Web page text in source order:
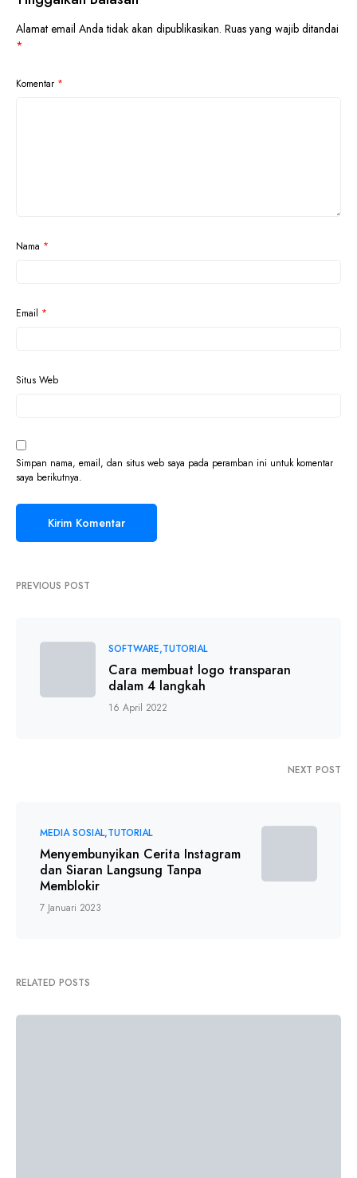
Alamat email Anda tidak akan dipublikasikan. Ruas yang wajib ditandai
*
Komentar *
Nama *
Email *
Situs Web
Simpan nama, email, dan situs web saya pada peramban ini untuk komentar
saya berikutnya.
PREVIOUS POST
SOFTWARE TUTORIAL
Cara membuat logo transparan
dalam 4 langkah
16 April 2022
NEXT POST
MEDIA SOSIAL TUTORIAL
Menyembunyikan Cerita Instagram
dan Siaran Langsung Tanpa
Memblokir
7 Januari 2023
RELATED POSTS